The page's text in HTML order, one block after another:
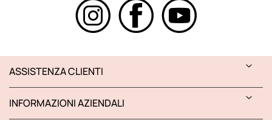
ASSISTENZA CLIENTI
INFORMAZIONI AZIENDALI